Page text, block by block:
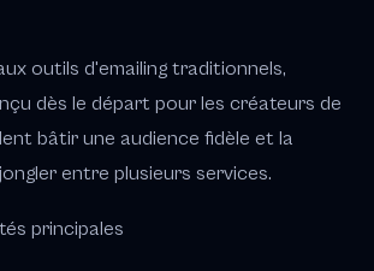
outils d'emailing traditionnels,
dès le départ pour les créateurs de
bâtir une audience fidèle et la
entre plusieurs services.
principales